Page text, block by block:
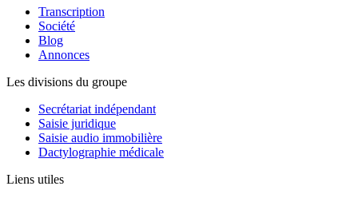
Transcription
Société
Blog
Annonces
Les divisions du groupe
Secrétariat indépendant
Saisie juridique
Saisie audio immobilière
Dactylographie médicale
Liens utiles